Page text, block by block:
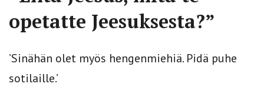
opetatte Jeesuksesta?”
’Sinähän olet myös hengenmiehiä. Pidä puhe
sotilaille.’